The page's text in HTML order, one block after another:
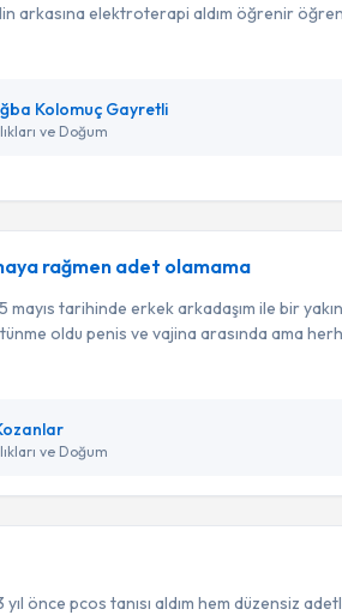
arkasına elektroterapi aldım öğrenir
Kolomuç Gayretli
ve Doğum
rağmen adet olamama
mayıs tarihinde erkek arkadaşım ile bir
oldu penis ve vajina arasında ama
ve Doğum
yıl önce pcos tanısı aldım hem düzensiz